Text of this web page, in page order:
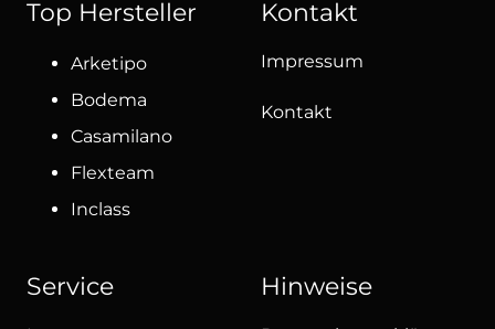
Top Hersteller
Arketipo
Bodema
Casamilano
Flexteam
Inclass
Kontakt
Impressum
Kontakt
Service Hinweise